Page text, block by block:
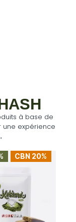
à base de
une expérience
CBN 20%